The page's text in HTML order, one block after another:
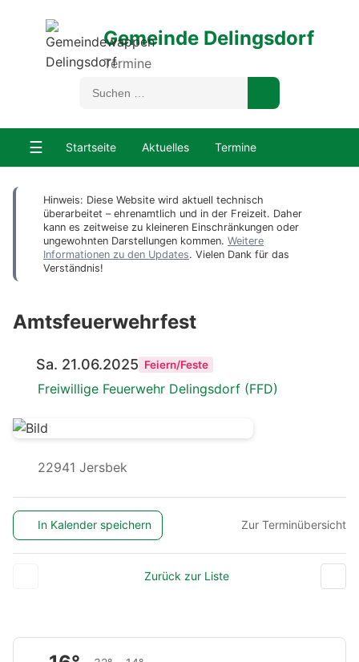
Gemeinde Delingsdorf
Termine
☰ Startseite Aktuelles Termine
Hinweis: Diese Website wird aktuell technisch
überarbeitet – ehrenamtlich und in der Freizeit. Daher
kann es zeitweise zu kleineren Einschränkungen oder
ungewohnten Darstellungen kommen. Weitere
Informationen zu den Updates. Vielen Dank für das
Verständnis!
Amtsfeuerwehrfest
Sa. 21.06.2025 Feiern/Feste
Freiwillige Feuerwehr Delingsdorf (FFD)
22941 Jersbek
In Kalender speichern Zur Terminübersicht
Zurück zur Liste